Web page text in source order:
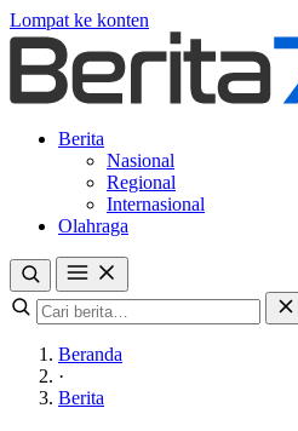
Lompat ke konten
Berita
Nasional
Regional
Internasional
Olahraga
Beranda
·
Berita